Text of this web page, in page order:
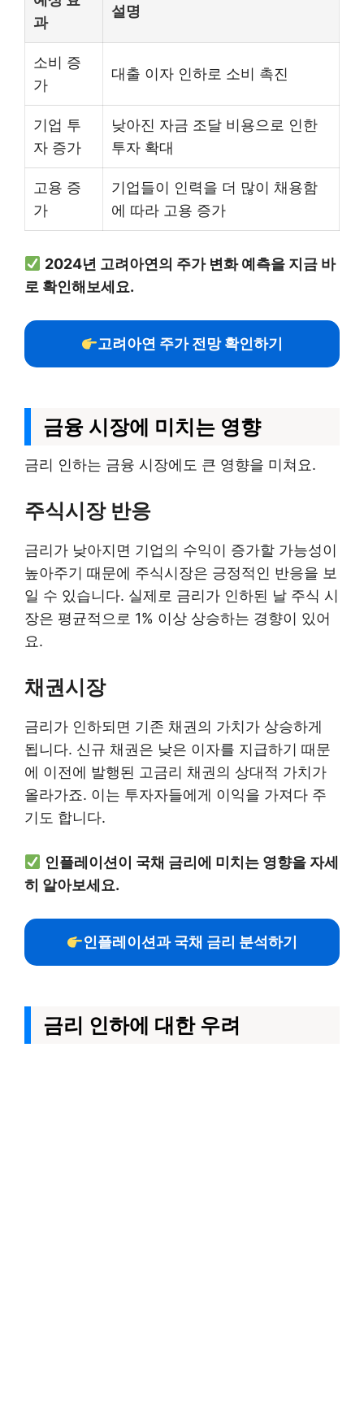
과
설명
소비 증
가
대출 이자 인하로 소비 촉진
기업 투
자 증가
낮아진 자금 조달 비용으로 인한
투자 확대
고용 증
가
기업들이 인력을 더 많이 채용함
에 따라 고용 증가
2024년 고려아연의 주가 변화 예측을 지금 바
로 확인해보세요.
고려아연 주가 전망 확인하기
금융 시장에 미치는 영향
금리 인하는 금융 시장에도 큰 영향을 미쳐요.
주식시장 반응
금리가 낮아지면 기업의 수익이 증가할 가능성이
높아주기 때문에 주식시장은 긍정적인 반응을 보
일 수 있습니다. 실제로 금리가 인하된 날 주식 시
장은 평균적으로 1% 이상 상승하는 경향이 있어
요.
채권시장
금리가 인하되면 기존 채권의 가치가 상승하게
됩니다. 신규 채권은 낮은 이자를 지급하기 때문
에 이전에 발행된 고금리 채권의 상대적 가치가
올라가죠. 이는 투자자들에게 이익을 가져다 주
기도 합니다.
인플레이션이 국채 금리에 미치는 영향을 자세
히 알아보세요.
인플레이션과 국채 금리 분석하기
금리 인하에 대한 우려